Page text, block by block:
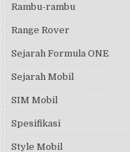
Rambu-rambu
Range Rover
Sejarah Formula ONE
Sejarah Mobil
SIM Mobil
Spesifikasi
Style Mobil